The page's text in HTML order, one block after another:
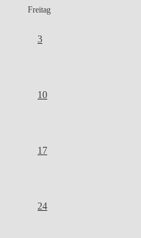
Freitag
3
10
17
24